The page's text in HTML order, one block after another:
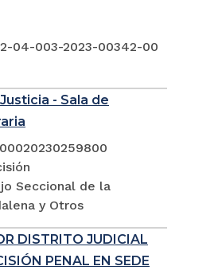
04-003-2023-00342-00
- Sala de
Seccional de la
y Otros
DISTRITO JUDICIAL
PENAL EN SEDE